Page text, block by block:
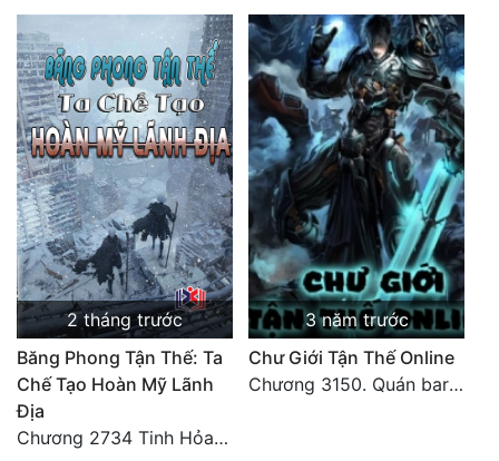
Tính Cách Nhân Vật :
Cơ Trí
Sát Phạt Quyết Đoán
Vô Sỉ
Điềm Đạm
2 tháng trước
Băng Phong Tận Thế: Ta
Chế Tạo Hoàn Mỹ Lãnh
Địa
Chương 2734 Tinh Hỏa (Đại kết cục) (2)
3 năm trước
Chư Giới Tận Thế Online
Chương 3150. Quán bar Huyết Hải. Hết